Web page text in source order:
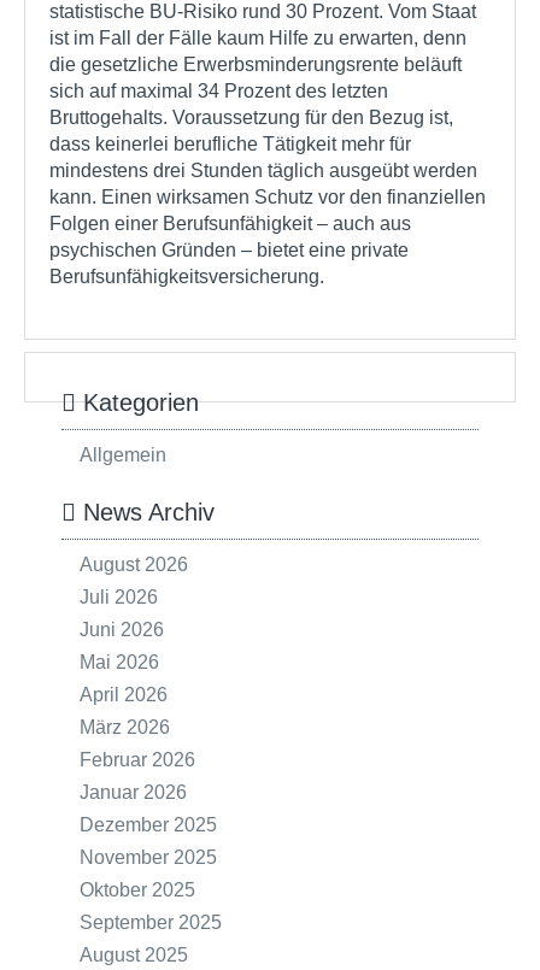
statistische BU-Risiko rund 30 Prozent. Vom Staat
ist im Fall der Fälle kaum Hilfe zu erwarten, denn
die gesetzliche Erwerbsminderungsrente beläuft
sich auf maximal 34 Prozent des letzten
Bruttogehalts. Voraussetzung für den Bezug ist,
dass keinerlei berufliche Tätigkeit mehr für
mindestens drei Stunden täglich ausgeübt werden
kann. Einen wirksamen Schutz vor den finanziellen
Folgen einer Berufsunfähigkeit – auch aus
psychischen Gründen – bietet eine private
Berufsunfähigkeitsversicherung.
Kategorien
Allgemein
News Archiv
August 2026
Juli 2026
Juni 2026
Mai 2026
April 2026
März 2026
Februar 2026
Januar 2026
Dezember 2025
November 2025
Oktober 2025
September 2025
August 2025